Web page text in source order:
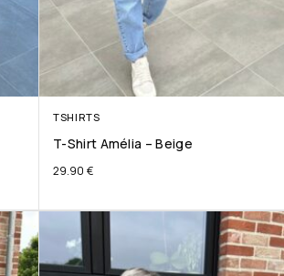
TSHIRTS
T-Shirt Amélia – Beige
29.90 €